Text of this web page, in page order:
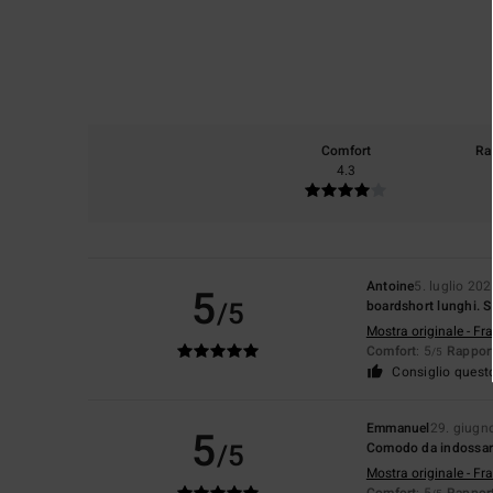
Comfort
4.3
5/5
Antoine5. luglio 2026
boardshort lunghi.
Mostra originale -
Comfort: 5/5
Consiglio
5/5
Emmanuel29.
Comodo da
Mostra originale -